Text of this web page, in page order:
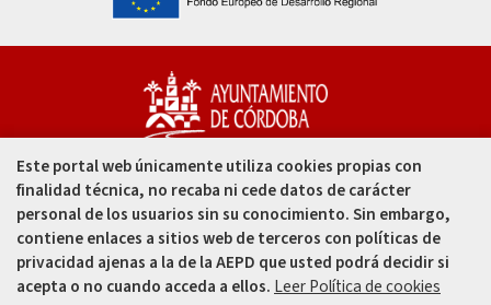
Capitulares, 1. 14002
Córdoba - España
957 49 99 00
957 47 80 50
Este portal web únicamente utiliza cookies propias con
finalidad técnica, no recaba ni cede datos de carácter
personal de los usuarios sin su conocimiento. Sin embargo,
contiene enlaces a sitios web de terceros con políticas de
privacidad ajenas a la de la AEPD que usted podrá decidir si
acepta o no cuando acceda a ellos. Leer Política de cookies